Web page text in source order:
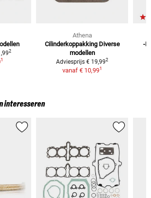
2
1
Athena
Cilinderkoppakking Diverse
modellen
Adviesprijs € 19,992
vanaf € 10,991
-
interesseren